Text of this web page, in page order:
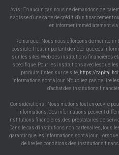
Avis : En aucun cas nous ne demandons de
s'agisse d'une carte de crédit, d'un financement
en informer immédiatement via
Remarque : Nous nous efforçons de
possible. Il est important de noter que ces
sur les sites Web des institutions financières
spécifique. Pour les institutions avec
produits listés sur ce site, https://
informations sont à jour. N'oubliez pas de lire
d'achat des institutions
Considérations : Nous mettons tout en œuvre
informations. Ces informations peuvent
institutions financières, des prestataires de
Dans le cas d'institutions non partenaires, tous
garantir que les informations sont à jour.
de lire les conditions des institutions